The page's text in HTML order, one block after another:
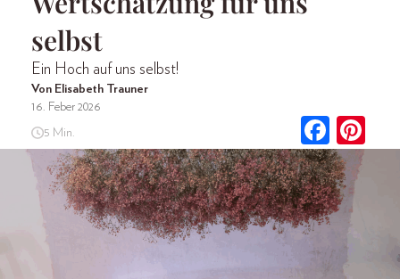
selbst
Ein Hoch auf uns selbst!
Von Elisabeth Trauner
16. Feber 2026
5 Min.